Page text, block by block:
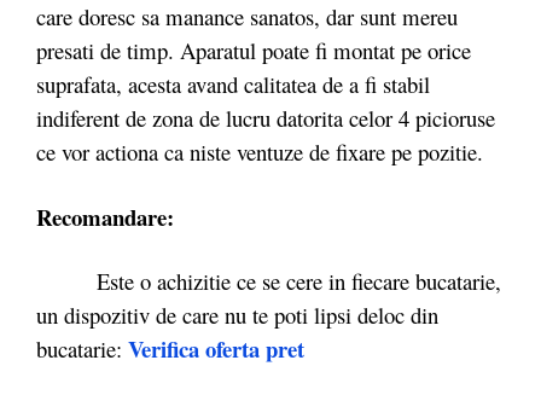
care doresc sa manance sanatos, dar sunt mereu
presati de timp. Aparatul poate fi montat pe orice
suprafata, acesta avand calitatea de a fi stabil
indiferent de zona de lucru datorita celor 4 picioruse
ce vor actiona ca niste ventuze de fixare pe pozitie.
Recomandare:
Este o achizitie ce se cere in fiecare bucatarie,
un dispozitiv de care nu te poti lipsi deloc din
bucatarie: Verifica oferta pret